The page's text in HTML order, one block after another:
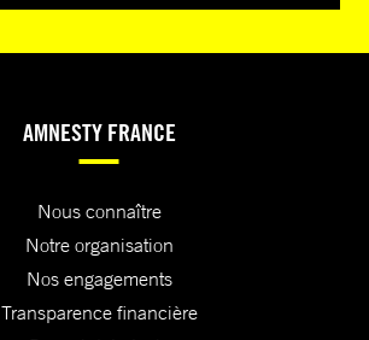
AMNESTY FRANCE
Nous connaître
Notre organisation
Nos engagements
Transparence financière